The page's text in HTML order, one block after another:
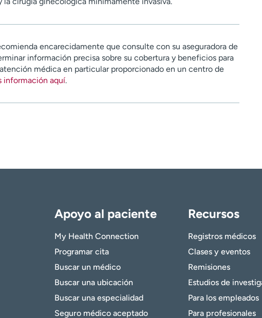
encarecidamente que consulte con su aseguradora de
información precisa sobre su cobertura y beneficios para
médica en particular proporcionado en un centro de
información aquí.
Apoyo al paciente
My Health Connection
Programar cita
Buscar un médico
Buscar una ubicación
Buscar una especialidad
Seguro médico aceptado
Recursos
Registros médicos
Clases y eventos
Remisiones
Estudios de
Para los empleados
Para profesionales